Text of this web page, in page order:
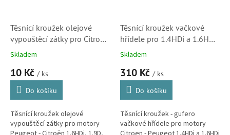
Těsnící kroužek olejové
vypouštěcí zátky pro Citroën
1.6HDi, 2.0HDi, 2.2HDi
005696H)
Skladem
10 Kč / ks
Do košíku
Těsnící kroužek olejové
vypouštěcí zátky pro motory
Těsnící kroužek vačkové
hřídele pro 1.4HDi a 1.6HDi
(023675, 813555200)
Skladem
310 Kč / ks
Do košíku
Těsnící kroužek - gufero
vačkové hřídele pro motory